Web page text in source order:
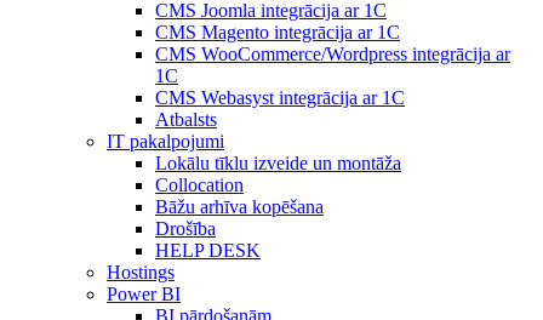
CMS Joomla integrācija ar 1C
CMS Magento integrācija ar 1C
CMS WooCommerce/Wordpress integrācija ar
1C
CMS Webasyst integrācija ar 1C
Atbalsts
IT pakalpojumi
Lokālu tīklu izveide un montāža
Collocation
Bāžu arhīva kopēšana
Drošība
HELP DESK
Hostings
Power BI
BI pārdošanām